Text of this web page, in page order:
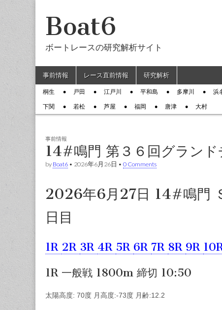
Boat6
ボートレースの研究解析サイト
Main menu
Skip to content
事前情報 レース直前情報 研究解析
Sub menu
桐生 戸田 江戸川 平和島 多摩川 浜
下関 若松 芦屋 福岡 唐津 大村
事前情報
14#鳴門 第３６回グラン
by Boat6 • 2026年6月26日 • 0 Comments
2026年6月27日 14#鳴門
日目
1R 2R 3R 4R 5R 6R 7R 8R 9R
1R 一般戦 1800m 締切 10:50
太陽高度: 70度 月高度:-73度 月齢:12.2